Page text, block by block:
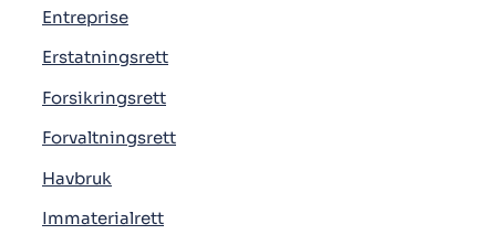
Entreprise
Erstatningsrett
Forsikringsrett
Forvaltningsrett
Havbruk
Immaterialrett